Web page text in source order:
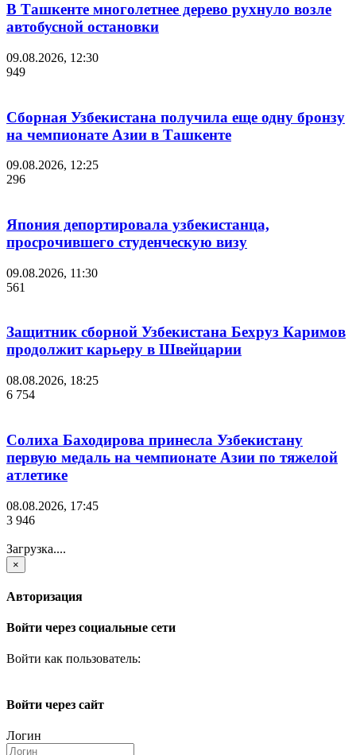
В Ташкенте многолетнее дерево рухнуло возле
автобусной остановки
09.08.2026, 12:30
949
Сборная Узбекистана получила еще одну бронзу
на чемпионате Азии в Ташкенте
09.08.2026, 12:25
296
Япония депортировала узбекистанца,
просрочившего студенческую визу
09.08.2026, 11:30
561
Защитник сборной Узбекистана Бехруз Каримов
продолжит карьеру в Швейцарии
08.08.2026, 18:25
6 754
Солиха Баходирова принесла Узбекистану
первую медаль на чемпионате Азии по тяжелой
атлетике
08.08.2026, 17:45
3 946
Загрузка....
×
Авторизация
Войти через социальные сети
Войти как пользователь:
Войти через сайт
Логин